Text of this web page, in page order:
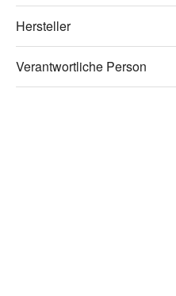
Hersteller
Verantwortliche Person